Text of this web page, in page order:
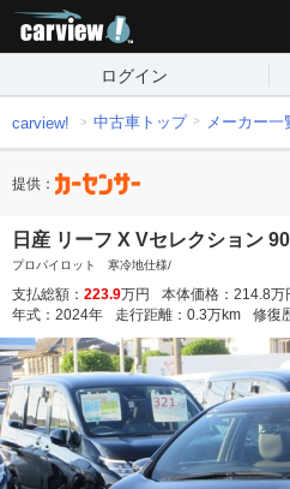
ログイン
carview! 中古車トップ メーカー一
提供：
日産 リーフ X Vセレクション
プロパイロット 寒冷地仕様/
支払総額： 223.9万円 本体価格： 214.8万
年式： 2024年 走行距離： 0.3万km 修復